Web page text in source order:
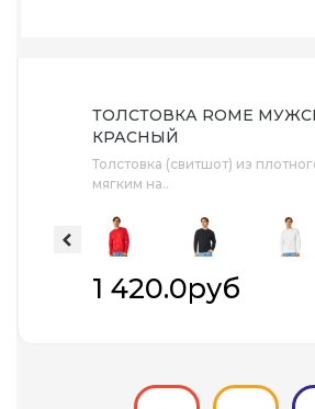
ТОЛСТОВКА ROME
КРАСНЫЙ
Толстовка (свитшот) из
мягким на..
1 420.0руб